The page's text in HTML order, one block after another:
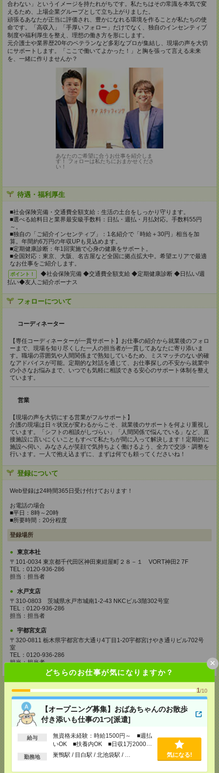
どちらのお仕事が気になりますか？
1/10
【オープニング募集】おばあちゃんのお散歩
付き添いも仕事の1つ[派遣]
給与
無資格未経験：時給1500円～ ■週払
いOK ■扶養内OK ■日収1万2000円
以上
勤務地 巣鴨駅 / 目白駅 / 北池袋駅 / … 気になる!
×
合わない」というイメージを持たれがちです。私たちはその常識を本気で変
えるため、上場企業グループとして立ち上がりました。
頑張るあなたが正当に評価され、豊かになれる環境を作ることが私たちの使
命です。「高収入」「手厚いフォロー」だけでなく、独自のインセンティブ
制度や福利厚生を整え、理想の働き方を形にします。
元介護士や業界歴20年のベテランなど多彩なプロが集結し、現場の声を大切
にサポートします。「ここで働いてよかった！」と胸を張って言える未来
を、一緒に作りませんか？
あなたのご希望に合うお仕事を紹介しま
す！ フォローは私たちにおまかせくださ
い！
待遇・福利厚生
■社会保険完備・交通費全額支給：生活の土台をしっかり守ります。
■選べる給料日と業界最安級手数料：日払・週払・月払対応。手数料55円
～。
■独自の「ご紹介インセンティブ」：1名紹介で「時給＋30円」相当を加
算。年間約6万円の年収UPも見込めます。
■定期健康診断：年1回実施で心身の健康をサポート。
■全国対応：東京、大阪、名古屋など全国に拠点拡大中。希望エリアで最適
なお仕事をご紹介します。
ポイント！
◆社会保険完備 ◆交通費全額支給 ◆定期健康診断 ◆日払い/週
払い◆友人ご紹介ボーナス
フォローについて
コーディネーター
【専任コーディネーターが一貫サポート】お仕事の紹介から就業後のフォロ
ーまで、現場を知り尽くした一人の担当者が一貫してあなたに寄り添いま
す。職場の雰囲気や人間関係まで熟知しているため、ミスマッチのない的確
なアドバイスが可能。定期的な対話を通じて、お仕事探しの不安から就業中
の小さなお悩みまで、いつでも気軽に相談できる安心のサポート体制を整え
ています。
営業
【現場の声を大切にする営業がフルサポート】
介護の現場は日々状況が変わるからこそ、就業後のサポートを何より重視し
ています。「シフトの相談がしづらい」「人間関係で悩んでいる」など、直
接施設に言いにくいこともすべて私たちが間に入って解決します！定期的に
施設へ伺い、みなさんが笑顔で気持ちよく働けるよう、全力で交渉・調整を
行います。一人で抱え込まずに、まずは何でも頼ってくださいね！
登録について
Web登録は24時間365日受け付けております！
お電話の場合
■平日：8時～20時
■所要時間：20分程度
登録場所
東京本社
〒101-0034 東京都千代田区神田東紺屋町２８－１ VORT神田2 7F
TEL：0120-936-286
担当：担当者
水戸支店
〒310-0803 茨城県水戸市城南1-2-43 NKCビル3階302号室
TEL：0120-936-286
担当：担当者
宇都宮支店
〒320-0811 栃木県宇都宮市大通り4丁目1-20宇都宮けやき通りビル702号
室
TEL：0120-936-286
担当：担当者
応募ページへ
気になる！ 電話応募